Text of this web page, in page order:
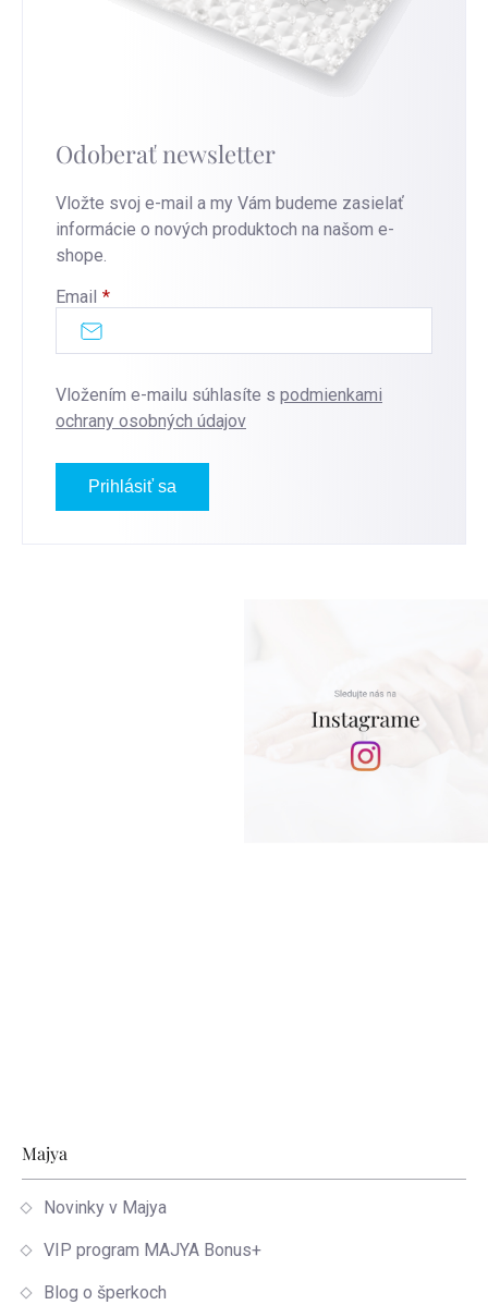
Odoberať newsletter
Vložte svoj e-mail a my Vám budeme zasielať
informácie o nových produktoch na našom e-
shope.
Email
Vložením e-mailu súhlasíte s podmienkami
ochrany osobných údajov
Prihlásiť sa
Zápätie
Majya
Novinky v Majya
VIP program MAJYA Bonus+
Blog o šperkoch